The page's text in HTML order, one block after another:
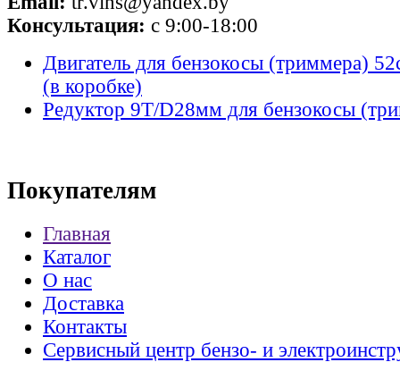
Консультация: с 9:00-18:00
Двигатель для бензокосы (триммера)
(в коробке)
Редуктор 9T/D28мм для бензокосы
Покупателям
Главная
Каталог
О нас
Доставка
Контакты
Сервисный центр бензо- и